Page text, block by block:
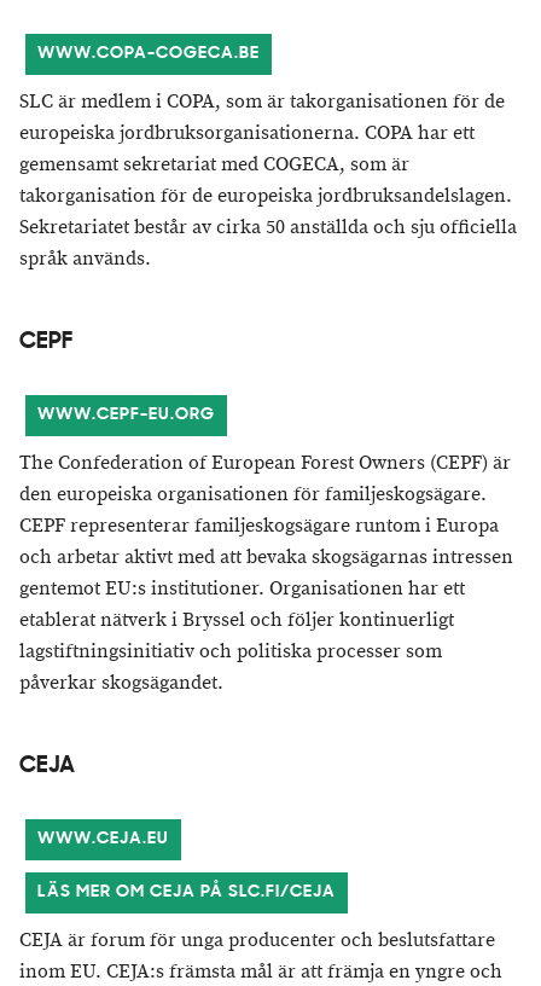
WWW.COPA-COGECA.BE
SLC är medlem i COPA, som är takorganisationen för de
europeiska jordbruksorganisationerna. COPA har ett
gemensamt sekretariat med COGECA, som är
takorganisation för de europeiska jordbruksandelslagen.
Sekretariatet består av cirka 50 anställda och sju officiella
språk används.
CEPF
WWW.CEPF-EU.ORG
The Confederation of European Forest Owners (CEPF) är
den europeiska organisationen för familjeskogsägare.
CEPF representerar familjeskogsägare runtom i Europa
och arbetar aktivt med att bevaka skogsägarnas intressen
gentemot EU:s institutioner. Organisationen har ett
etablerat nätverk i Bryssel och följer kontinuerligt
lagstiftningsinitiativ och politiska processer som
påverkar skogsägandet.
CEJA
WWW.CEJA.EU
LÄS MER OM CEJA PÅ SLC.FI/CEJA
CEJA är forum för unga producenter och beslutsfattare
inom EU. CEJA:s främsta mål är att främja en yngre och